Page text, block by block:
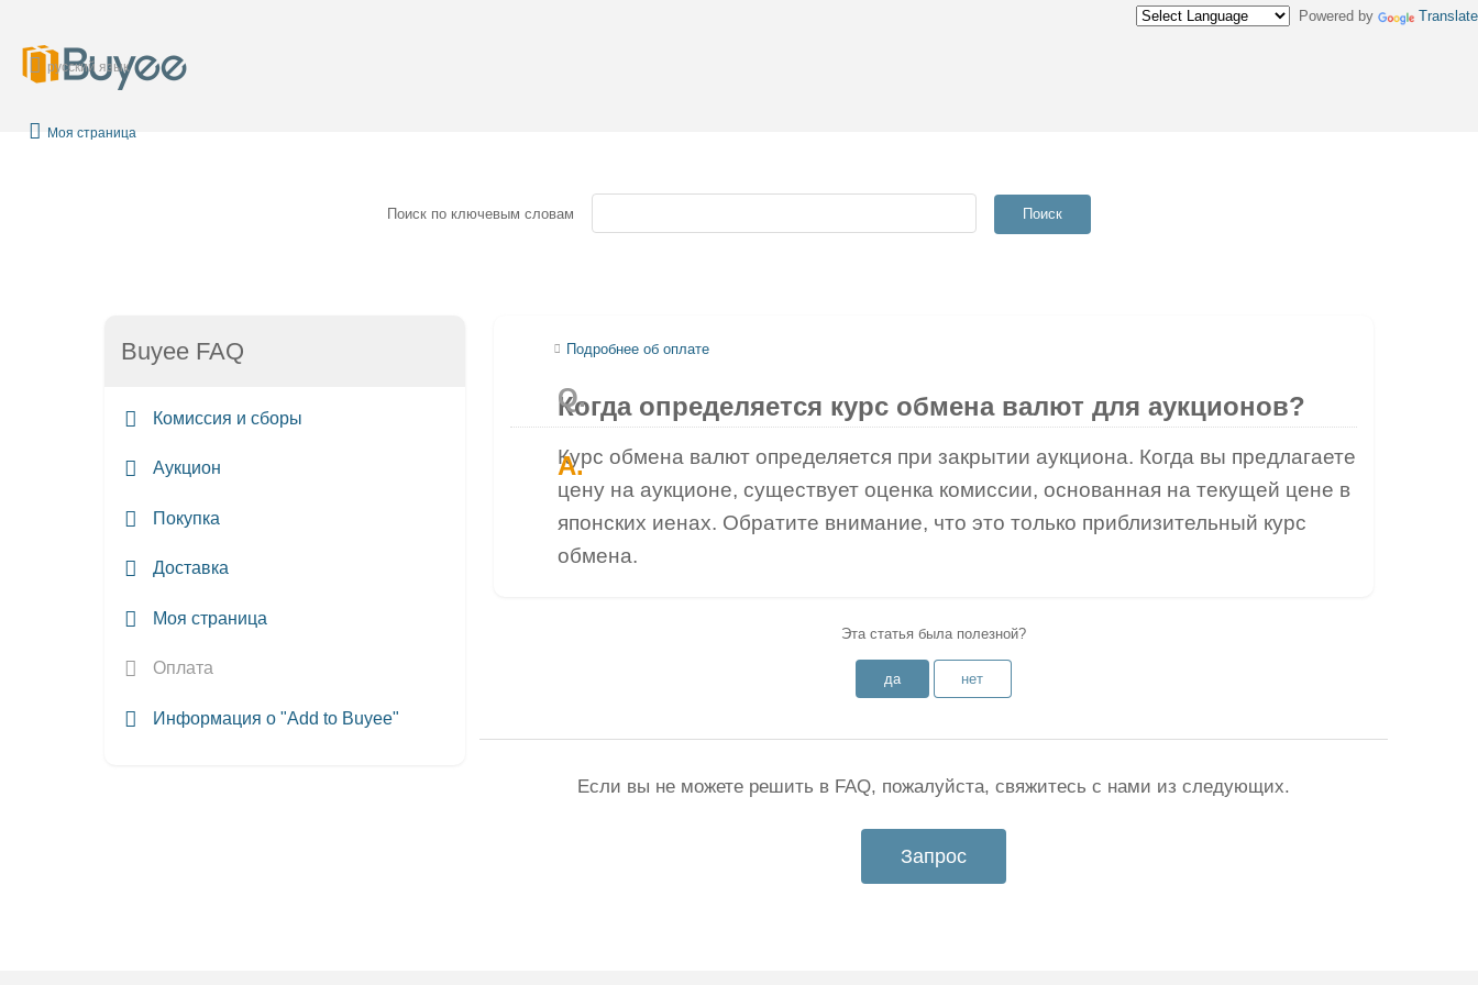
Powered by Translate
русский язык
Моя страница
Поиск по ключевым словам Поиск
Buyee FAQ
Комиссия и сборы
Аукцион
Покупка
Доставка
Моя страница
Оплата
Информация о "Add to Buyee"
Подробнее об оплате
Когда определяется курс обмена валют для аукционов?
Курс обмена валют определяется при закрытии аукциона. Когда вы предлагаете
цену на аукционе, существует оценка комиссии, основанная на текущей цене в
японских иенах. Обратите внимание, что это только приблизительный курс
обмена.
Эта статья была полезной?
да нет
Если вы не можете решить в FAQ, пожалуйста, свяжитесь с нами из следующих.
Запрос